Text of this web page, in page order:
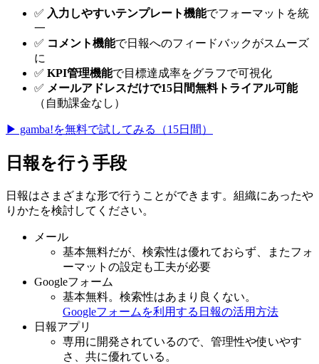
✅ 入力しやすいテンプレート機能でフォーマットを統
一
✅ コメント機能で日報へのフィードバックがスムーズ
に
✅ KPI管理機能で目標達成率をグラフで可視化
✅ メールアドレスだけで15日間無料トライアル可能
（自動課金なし）
▶ gamba!を無料で試してみる（15日間）
日報を行う手段
日報はさまざまな形で行うことができます。組織にあったや
りかたを検討してください。
メール
基本無料だが、検索性は優れておらず、またフォ
ーマットの設定も工夫が必要
Googleフォーム
基本無料。検索性はあまり良くない。
Googleフォームを利用する日報の活用方法
日報アプリ
専用に開発されているので、管理性や使いやす
さ、共に優れている。